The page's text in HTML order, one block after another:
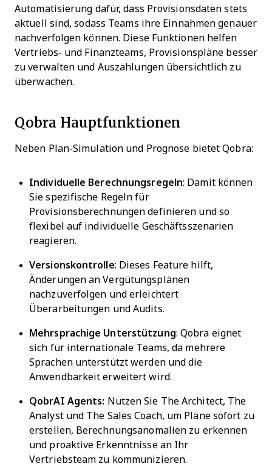
Automatisierung dafür, dass Provisionsdaten stets
aktuell sind, sodass Teams ihre Einnahmen genauer
nachverfolgen können. Diese Funktionen helfen
Vertriebs- und Finanzteams, Provisionspläne besser
zu verwalten und Auszahlungen übersichtlich zu
überwachen.
Qobra Hauptfunktionen
Neben Plan-Simulation und Prognose bietet Qobra:
Individuelle Berechnungsregeln: Damit können
Sie spezifische Regeln für
Provisionsberechnungen definieren und so
flexibel auf individuelle Geschäftsszenarien
reagieren.
Versionskontrolle: Dieses Feature hilft,
Änderungen an Vergütungsplänen
nachzuverfolgen und erleichtert
Überarbeitungen und Audits.
Mehrsprachige Unterstützung: Qobra eignet
sich für internationale Teams, da mehrere
Sprachen unterstützt werden und die
Anwendbarkeit erweitert wird.
QobrAI Agents: Nutzen Sie The Architect, The
Analyst und The Sales Coach, um Pläne sofort zu
erstellen, Berechnungsanomalien zu erkennen
und proaktive Erkenntnisse an Ihr
Vertriebsteam zu kommunizieren.